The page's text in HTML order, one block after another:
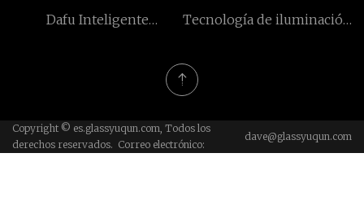
Dafu Inteligente
Tecnología de iluminación
Copyright © es.glassyuqun.com, Todos los
derechos reservados. Correo electrónico:
dave@glassyuqun.com